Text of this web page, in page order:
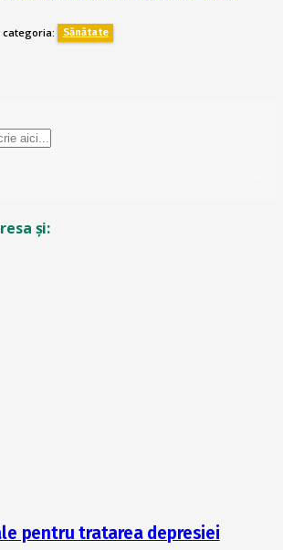
categoria: Sănătate
și:
pentru tratarea depresiei